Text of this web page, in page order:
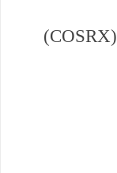
(COSRX)